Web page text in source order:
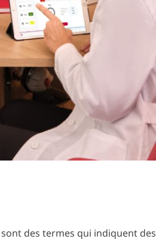
sont des termes qui indiquent des